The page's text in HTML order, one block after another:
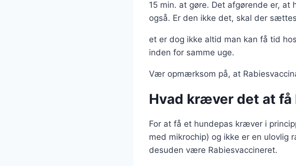
15 min. at gøre. Det afgørende er,
også. Er den ikke det, skal der
et er dog ikke altid man kan få tid
inden for samme uge.
Vær opmærksom på, at
Hvad kræver det at få
For at få et hundepas kræver i
med mikrochip) og ikke er en ulovlig
desuden være Rabiesvaccineret.